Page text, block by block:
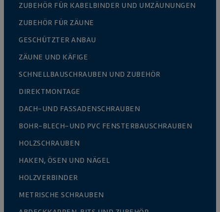
ZUBEHÖR FÜR KABELBINDER UND UMZÄUNUNGEN
ZUBEHÖR FÜR ZÄUNE
GESCHÜTZTER ANBAU
ZÄUNE UND KÄFIGE
SCHNELLBAUSCHRAUBEN UND ZUBEHÖR
DIREKTMONTAGE
DACH-UND FASSADENSCHRAUBEN
BOHR-BLECH-UND PVC FENSTERBAUSCHRAUBEN
HOLZSCHRAUBEN
HAKEN, ÖSEN UND NÄGEL
HOLZVERBINDER
METRISCHE SCHRAUBEN